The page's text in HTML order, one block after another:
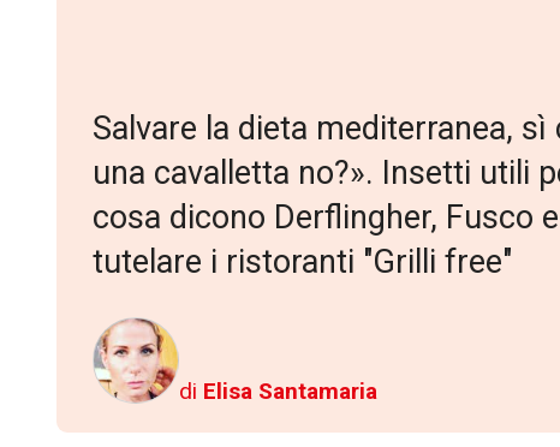
Salvare la dieta mediterranea,
una cavalletta no?». Insetti utili
cosa dicono Derflingher, Fusco
tutelare i ristoranti "Grilli free"
di Elisa Santamaria